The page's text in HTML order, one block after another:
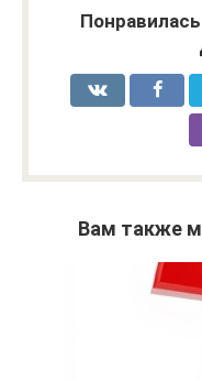
Вам также